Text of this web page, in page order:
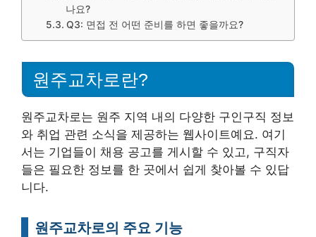
나요?
Q3: 면접 전 어떤 준비를 하면 좋을까요?
원주교차로란?
원주교차로는 원주 지역 내의 다양한 구인구직 정보
와 취업 관련 소식을 제공하는 웹사이트예요. 여기
서는 기업들이 채용 공고를 게시할 수 있고, 구직자
들은 필요한 정보를 한 곳에서 쉽게 찾아볼 수 있답
니다.
원주교차로의 주요 기능